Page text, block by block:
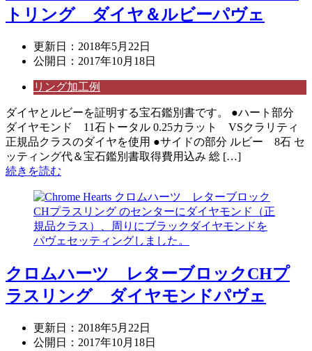
トリング ダイヤ＆ルビーパヴェ
更新日： 2018年5月22日
公開日： 2017年10月18日
リング加工例
ダイヤとルビーを証明する宝石鑑別書です。 ●ハート部分
ダイヤモンド 11石トータル 0.25カラット VSクラリティ
正規品クラスのダイヤを使用 ●サイドの部分 ルビー 8石 セ
ッティング代＆宝石鑑別書取得費用込み 総 […]
続きを読む
クロムハーツ レターブロックCHプ
ラスリング ダイヤモンドパヴェ
更新日： 2018年5月22日
公開日： 2017年10月18日